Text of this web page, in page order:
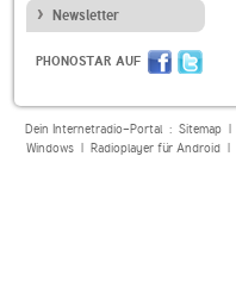
Newsletter
PHONOSTAR AUF
Dein Internetradio-Portal : Sitemap|
Windows| Radioplayer für Android|